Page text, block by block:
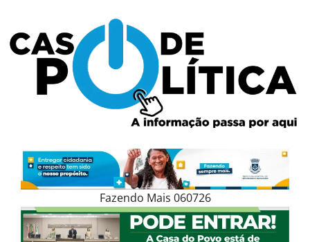
content
Fazendo Mais 060726